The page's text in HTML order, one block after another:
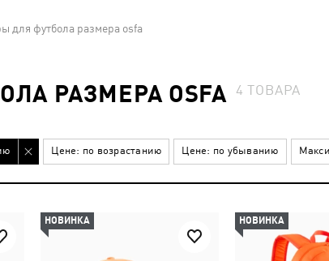
для футбола размера osfa
РАЗМЕРА OSFA 4ТОВАРА
Цене: по возрастанию Цене: по убыванию
НОВИНКА НОВИНКА